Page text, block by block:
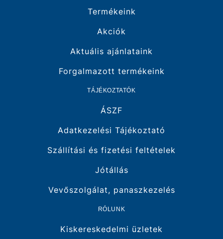
Termékeink
Akciók
Aktuális ajánlataink
Forgalmazott termékeink
TÁJÉKOZTATÓK
ÁSZF
Adatkezelési Tájékoztató
Szállítási és fizetési feltételek
Jótállás
Vevőszolgálat, panaszkezelés
RÓLUNK
Kiskereskedelmi üzletek